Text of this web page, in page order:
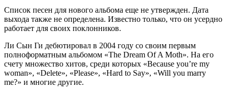
Список песен для нового альбома еще не утвержден. Дата
выхода также не определена. Известно только, что он усердно
работает для своих поклонников.
Ли Сын Ги дебютировал в 2004 году со своим первым
полноформатным альбомом «The Dream Of A Moth». На его
счету множество хитов, среди которых «Because you’re my
woman», «Delete», «Please», «Hard to Say», «Will you marry
me?» и многие другие.